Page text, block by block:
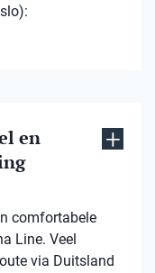
en
comfortabele
Line. Veel
via Duitsland